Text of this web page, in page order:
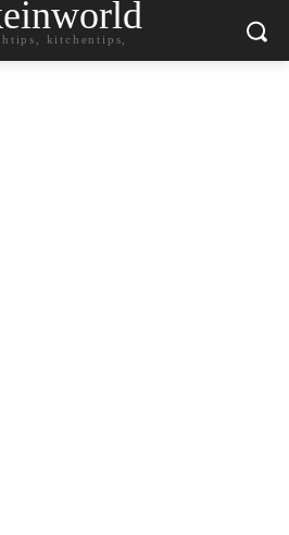
kitchentips,